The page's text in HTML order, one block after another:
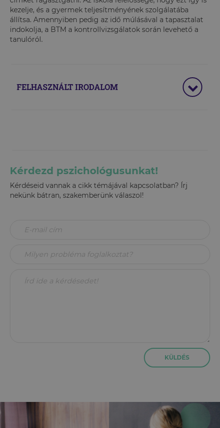
kezelje, és a gyermek teljesítményének szolgálatába
állítsa. Amennyiben pedig az idő múlásával a tapasztalat
indokolja, a BTM a kontrollvizsgálatok során levehető a
tanulóról.
FELHASZNÁLT IRODALOM
Kérdezd pszichológusunkat!
Kérdéseid vannak a cikk témájával kapcsolatban? Írj
nekünk bátran, szakemberünk válaszol!
KÜLDÉS